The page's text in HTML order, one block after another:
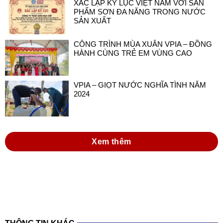
XÁC LẬP KỶ LỤC VIỆT NAM VỚI SẢN
PHẨM SƠN ĐA NĂNG TRONG NƯỚC
SẢN XUẤT
CÔNG TRÌNH MÙA XUÂN VPIA – ĐỒNG
HÀNH CÙNG TRẺ EM VÙNG CAO
VPIA – GIỌT NƯỚC NGHĨA TÌNH NĂM
2024
Xem thêm